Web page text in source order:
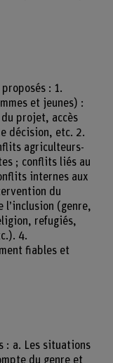
: 1.
et jeunes) :
projet, accès
décision, etc. 2.
agriculteurs-
; conflits liés au
internes aux
du
(genre,
refugiés,
4.
fiables et
: a. Les situations
du genre et